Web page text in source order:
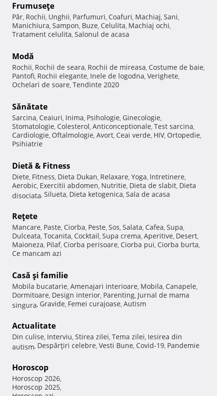
Frumuseţe
Păr, Rochii, Unghii, Parfumuri, Coafuri, Machiaj, Sani,
Manichiura, Sampon, Buze, Celulita, Machiaj ochi,
Tratament celulita, Salonul de acasa
Modă
Rochii, Rochii de seara, Rochii de mireasa, Costume de baie,
Pantofi, Rochii elegante, Inele de logodna, Verighete,
Ochelari de soare, Tendinte 2020
Sănătate
Sarcina, Ceaiuri, Inima, Psihologie, Ginecologie,
Stomatologie, Colesterol, Anticonceptionale, Test sarcina,
Cardiologie, Oftalmologie, Avort, Ceai verde, HIV, Ortopedie,
Psihiatrie
Dietă & Fitness
Diete, Fitness, Dieta Dukan, Relaxare, Yoga, Intretinere,
Aerobic, Exercitii abdomen, Nutritie, Dieta de slabit, Dieta
disociata, Silueta, Dieta ketogenica, Sala de acasa
Reţete
Mancare, Paste, Ciorba, Peste, Sos, Salata, Cafea, Supa,
Dulceata, Tocanita, Cocktail, Supa crema, Aperitive, Desert,
Maioneza, Pilaf, Ciorba perisoare, Ciorba pui, Ciorba burta,
Ce mancam azi
Casă şi familie
Mobila bucatarie, Amenajari interioare, Mobila, Canapele,
Dormitoare, Design interior, Parenting, Jurnal de mama
singura, Gravide, Femei curajoase, Autism
Actualitate
Din culise, Interviu, Stirea zilei, Tema zilei, Iesirea din
autism, Despărţiri celebre, Vesti Bune, Covid-19, Pandemie
Horoscop
Horoscop 2026,
Horoscop 2025,